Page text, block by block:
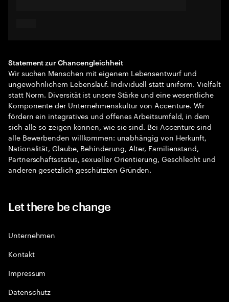
Statement zur Chancengleichheit
Wir suchen Menschen mit eigenem Lebensentwurf und
ungewöhnlichem Lebenslauf. Individuell statt uniform. Vielfalt
statt Norm. Diversität ist unsere Stärke und eine wesentliche
Komponente der Unternehmenskultur von Accenture. Wir
fördern ein integratives und offenes Arbeitsumfeld, in dem
sich alle so zeigen können, wie sie sind. Bei Accenture sind
alle Bewerbenden willkommen: unabhängig von Herkunft,
Nationalität, Glaube, Behinderung, Alter, Familienstand,
Partnerschaftsstatus, sexueller Orientierung, Geschlecht und
anderen gesetzlich geschützten Gründen.
Let there be change
Unternehmen
Kontakt
Impressum
Datenschutz